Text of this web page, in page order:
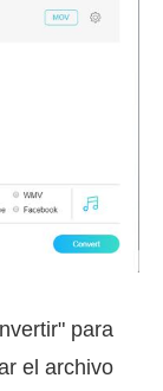
para
el archivo